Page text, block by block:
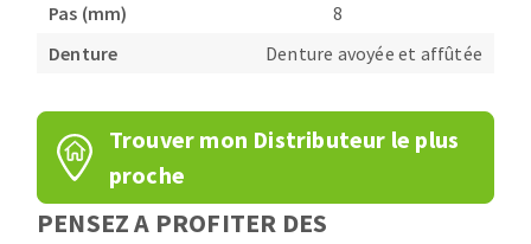
Pas (mm)
8
Denture
Denture avoyée et affûtée
Trouver mon Distributeur le plus
proche
PENSEZ A PROFITER DES